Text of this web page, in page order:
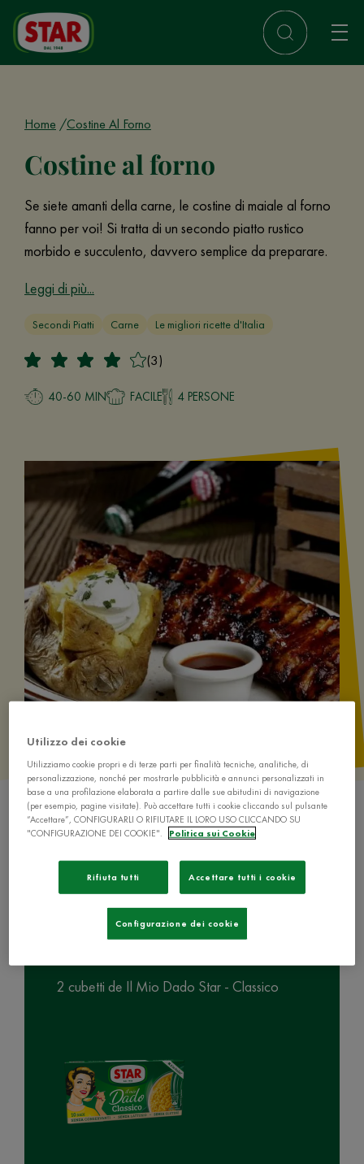
Home Costine Al Forno
Costine al forno
Se siete amanti della carne, le costine di maiale al forno
fanno per voi! Si tratta di un secondo piatto rustico
morbido e succulento, davvero semplice da preparare.
Leggi di più...
Secondi Piatti Carne Le migliori ricette d'Italia
(3)
40-60 MIN FACILE 4 PERSONE
Ingredienti
2 cubetti de Il Mio Dado Star - Classico
Utilizzo dei cookie
Utilizziamo cookie propri e di terze parti per finalità tecniche, analitiche, di
personalizzazione, nonché per mostrarle pubblicità e annunci personalizzati in
base a una profilazione elaborata a partire dalle sue abitudini di navigazione
(per esempio, pagine visitate). Può accettare tutti i cookie cliccando sul pulsante
“Accettare”, CONFIGURARLI O RIFIUTARE IL LORO USO CLICCANDO SU
"CONFIGURAZIONE DEI COOKIE".
Politica sui Cookie
Rifiuta tutti Accettare tutti i cookie
Configurazione dei cookie